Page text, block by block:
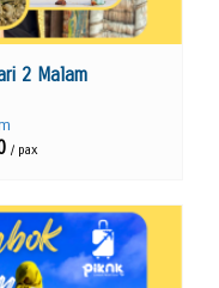
2 Malam
/ pax
Lihat Detail